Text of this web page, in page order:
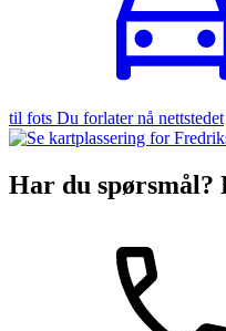
til fots Du forlater nå nettstedet
Har du spørsmål?